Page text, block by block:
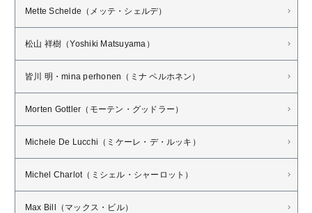
Mette Schelde（メッテ・シェルデ）
松山 祥樹（Yoshiki Matsuyama）
皆川 明・mina perhonen（ミナ ペルホネン）
Morten Gottler（モーテン・グッドラー）
Michele De Lucchi（ミケーレ・デ・ルッキ）
Michel Charlot（ミシェル・シャーロット）
Max Bill（マックス・ビル）